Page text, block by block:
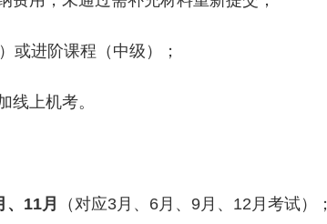
或进阶课程（中级）；
线上机考。
、11月 （对应3月、6月、9月、12月考试）；